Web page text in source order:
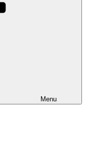
Menu